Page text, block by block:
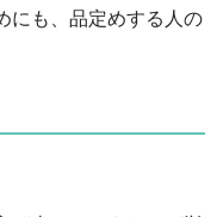
にも、品定めする人の